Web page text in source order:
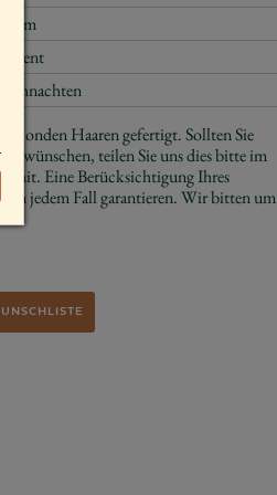
cm
blonden Haaren gefertigt. Sollten Sie
wünschen, teilen Sie uns dies bitte im
mit. Eine Berücksichtigung Ihres
in jedem Fall garantieren. Wir bitten um